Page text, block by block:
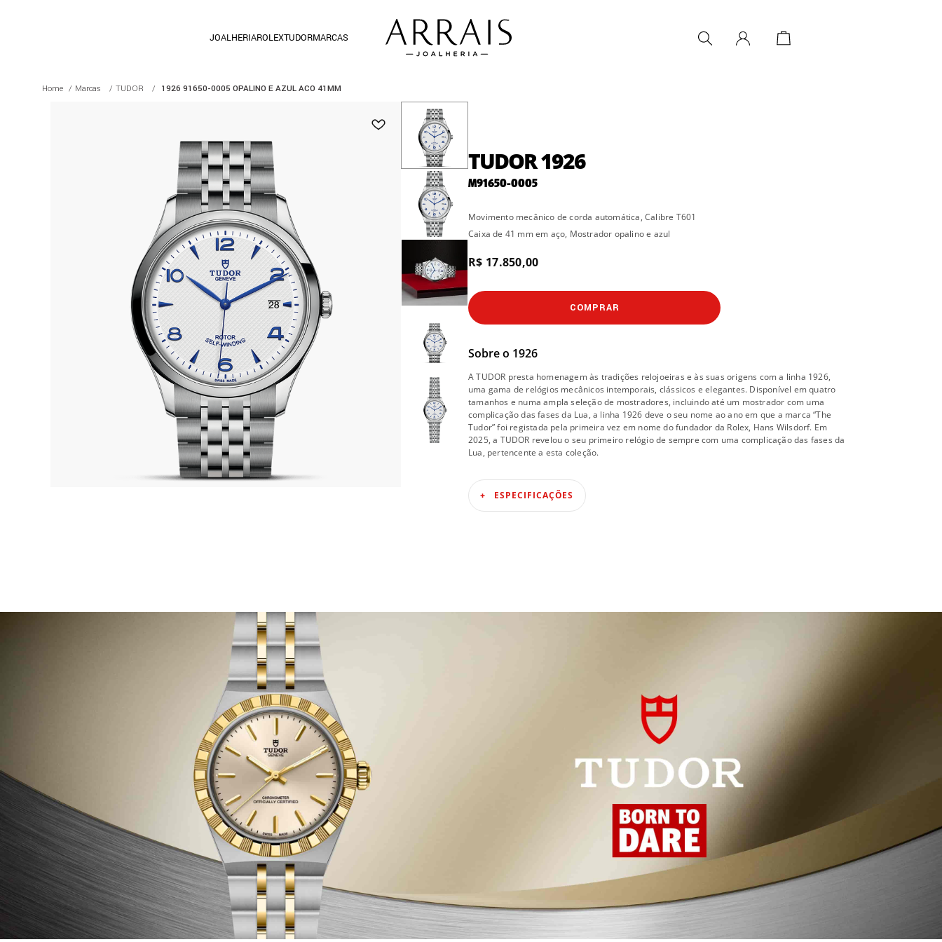
JOALHERIAROLEXTUDORMARCAS
Marcas TUDOR 1926 91650-0005 OPALINO E AZUL ACO 41MM
TUDOR 1926
M91650-0005
Movimento mecânico de corda automática, Calibre T601
Caixa de 41 mm em aço, Mostrador opalino e azul
R$ 17.850,00
COMPRAR
Sobre o 1926
A TUDOR presta homenagem às tradições relojoeiras e às suas origens com a linha 1926,
uma gama de relógios mecânicos intemporais, clássicos e elegantes. Disponível em quatro
tamanhos e numa ampla seleção de mostradores, incluindo até um mostrador com uma
complicação das fases da Lua, a linha 1926 deve o seu nome ao ano em que a marca “The
Tudor” foi registada pela primeira vez em nome do fundador da Rolex, Hans Wilsdorf. Em
2025, a TUDOR revelou o seu primeiro relógio de sempre com uma complicação das fases da
Lua, pertencente a esta coleção.
ESPECIFICAÇÕES